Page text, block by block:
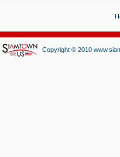
Copyright © 2010